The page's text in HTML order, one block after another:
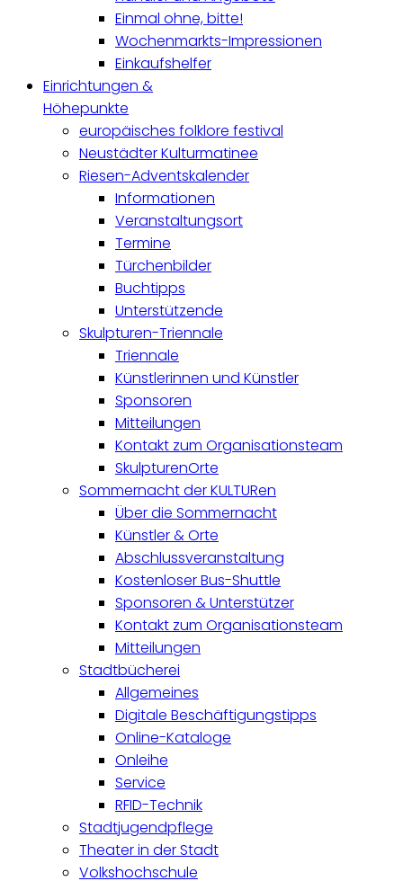
Einmal ohne, bitte!
Wochenmarkts-Impressionen
Einkaufshelfer
Einrichtungen &
Höhepunkte
europäisches folklore festival
Neustädter Kulturmatinee
Riesen-Adventskalender
Informationen
Veranstaltungsort
Termine
Türchenbilder
Buchtipps
Unterstützende
Skulpturen-Triennale
Triennale
Künstlerinnen und Künstler
Sponsoren
Mitteilungen
Kontakt zum Organisationsteam
SkulpturenOrte
Sommernacht der KULTURen
Über die Sommernacht
Künstler & Orte
Abschlussveranstaltung
Kostenloser Bus-Shuttle
Sponsoren & Unterstützer
Kontakt zum Organisationsteam
Mitteilungen
Stadtbücherei
Allgemeines
Digitale Beschäftigungstipps
Online-Kataloge
Onleihe
Service
RFID-Technik
Stadtjugendpflege
Theater in der Stadt
Volkshochschule